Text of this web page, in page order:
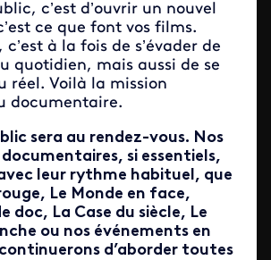
c’est d’ouvrir un nouvel
ce que font vos films.
à la fois de s’évader de
quotidien, mais aussi de se
réel. Voilà la mission
documentaire.
sera au rendez-vous. Nos
si essentiels,
leur rythme habituel, que
Le Monde en face,
doc, La Case du siècle, Le
ou nos événements en
d’aborder toutes